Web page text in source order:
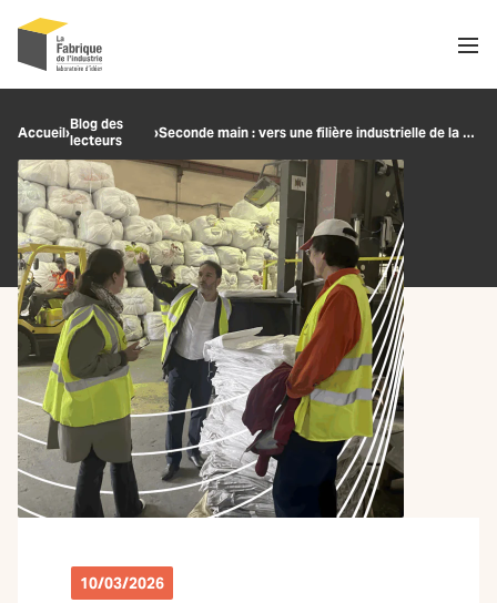
Recherche
Accueil›Blog des
lecteurs
› Seconde main : vers une filière industrielle de la mode circulaire ?
10/03/2026